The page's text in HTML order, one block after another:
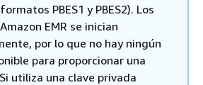
PBES1 y PBES2). Los
EMR se inician
por lo que no hay ningún
para proporcionar una
utiliza una clave privada